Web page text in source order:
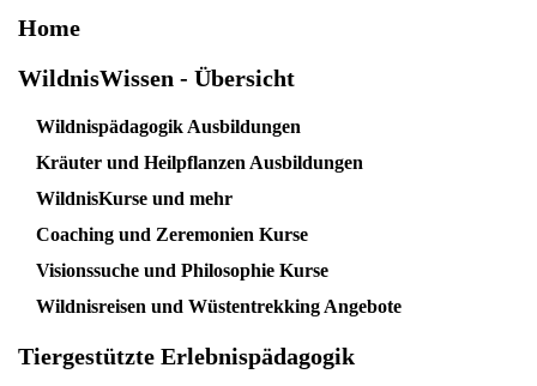
Home
WildnisWissen - Übersicht
Wildnispädagogik Ausbildungen
Kräuter und Heilpflanzen Ausbildungen
WildnisKurse und mehr
Coaching und Zeremonien Kurse
Visionssuche und Philosophie Kurse
Wildnisreisen und Wüstentrekking Angebote
Tiergestützte Erlebnispädagogik